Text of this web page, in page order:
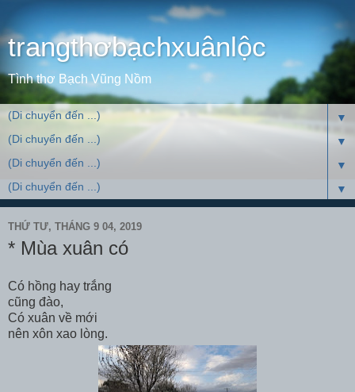
trangthơbạchxuânlộc
Tình thơ Bạch Vũng Nồm
▼
▼
▼
▼
THỨ TƯ, THÁNG 9 04, 2019
* Mùa xuân có
Có hồng hay trắng
cũng đào,
Có xuân về mới
nên xôn xao lòng.